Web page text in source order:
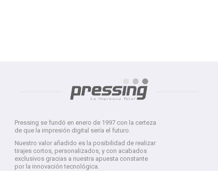
Pressing se fundó en enero de 1997 con la certeza
de que la impresión digital sería el futuro.
Nuestro valor añadido es la posibilidad de realizar
tirajes cortos, personalizados, y con acabados
exclusivos gracias a nuestra apuesta constante
por la innovación tecnológica.